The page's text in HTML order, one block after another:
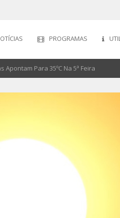
PROGRAMAS
Para 35ºC Na 5ª Feira